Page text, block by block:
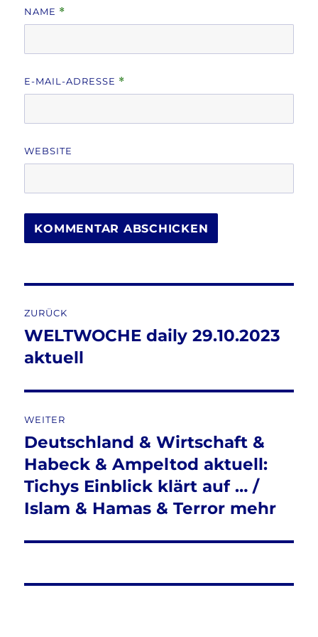
NAME *
E-MAIL-ADRESSE *
WEBSITE
ZURÜCK
Vorheriger
Beitrag:
WELTWOCHE daily 29.10.2023
aktuell
WEITER
Nächster
Beitrag:
Deutschland & Wirtschaft &
Habeck & Ampeltod aktuell:
Tichys Einblick klärt auf … /
Islam & Hamas & Terror mehr